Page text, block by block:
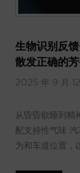
生物识别反
散发正确的
2025 年 9 月
从昏昏欲睡到精
配支持性气味
为和车道位置，以